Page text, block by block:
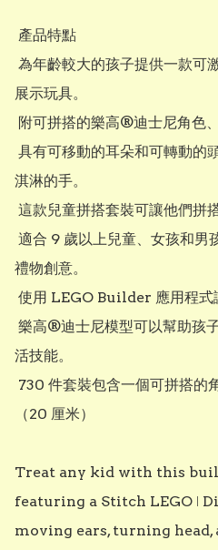
展示玩具。
淇淋的手。
禮物創意。
活技能。
（20 厘米）
Treat any kid with this
featuring a Stitch LEGO ǀ
moving ears, turning head,